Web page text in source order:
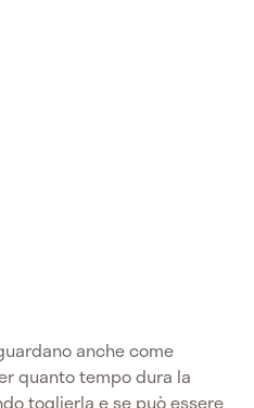
anche come
quanto tempo dura la
toglierla e se può essere